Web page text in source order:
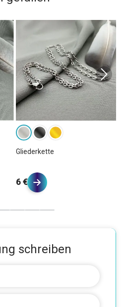
Gliederkette
6 €
schreiben